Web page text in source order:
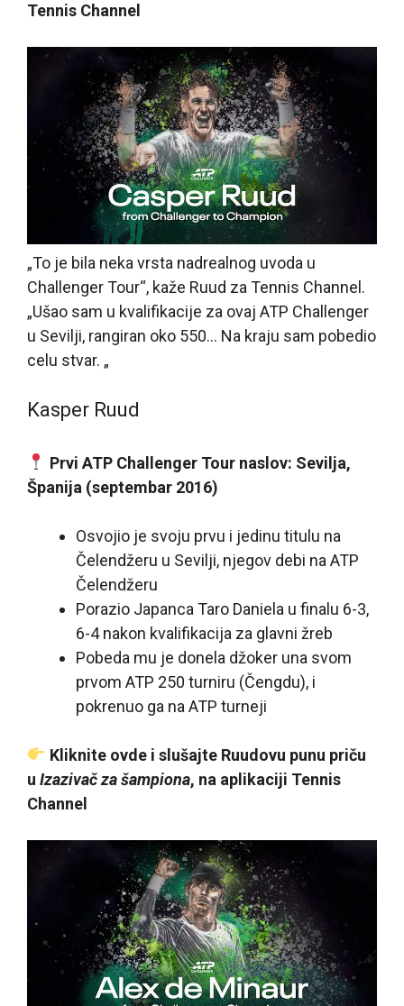
Tennis Channel
„To je bila neka vrsta nadrealnog uvoda u
Challenger Tour“, kaže Ruud za Tennis Channel.
„Ušao sam u kvalifikacije za ovaj ATP Challenger
u Sevilji, rangiran oko 550… Na kraju sam pobedio
celu stvar. „
Kasper Ruud
Prvi ATP Challenger Tour naslov: Sevilja,
Španija (septembar 2016)
Osvojio je svoju prvu i jedinu titulu na
Čelendžeru u Sevilji, njegov debi na ATP
Čelendžeru
Porazio Japanca Taro Daniela u finalu 6-3,
6-4 nakon kvalifikacija za glavni žreb
Pobeda mu je donela džoker una svom
prvom ATP 250 turniru (Čengdu), i
pokrenuo ga na ATP turneji
Kliknite ovde i slušajte Ruudovu punu priču
u Izazivač za šampiona, na aplikaciji Tennis
Channel